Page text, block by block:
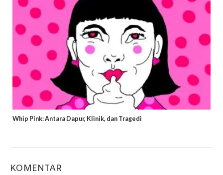
Whip Pink: Antara Dapur, Klinik, dan Tragedi
KOMENTAR